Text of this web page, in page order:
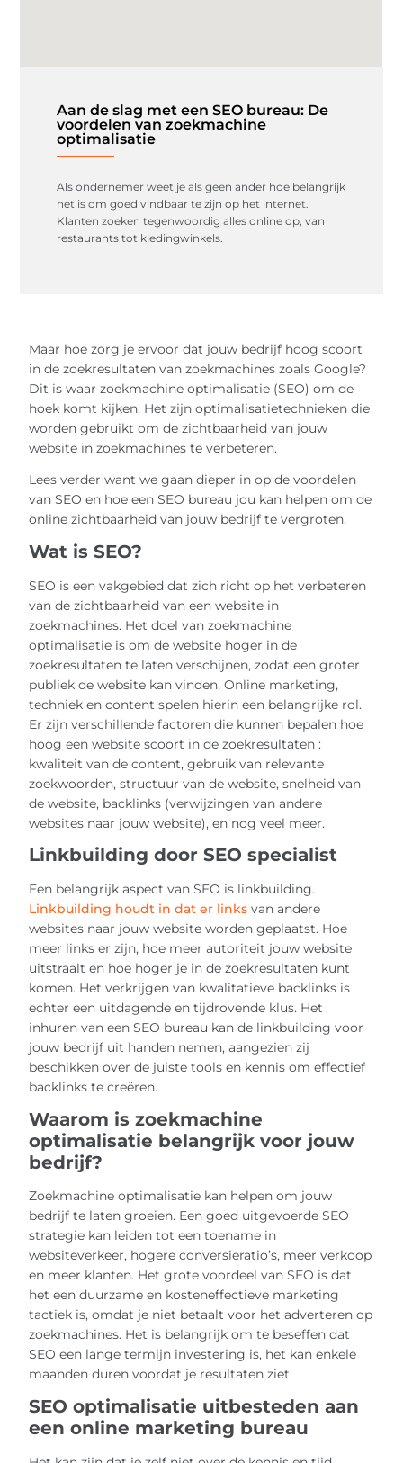
Aan de slag met een SEO bureau: De
voordelen van zoekmachine
optimalisatie
Als ondernemer weet je als geen ander hoe belangrijk
het is om goed vindbaar te zijn op het internet.
Klanten zoeken tegenwoordig alles online op, van
restaurants tot kledingwinkels.
Maar hoe zorg je ervoor dat jouw bedrijf hoog scoort
in de zoekresultaten van zoekmachines zoals Google?
Dit is waar zoekmachine optimalisatie (SEO) om de
hoek komt kijken. Het zijn optimalisatietechnieken die
worden gebruikt om de zichtbaarheid van jouw
website in zoekmachines te verbeteren.
Lees verder want we gaan dieper in op de voordelen
van SEO en hoe een SEO bureau jou kan helpen om de
online zichtbaarheid van jouw bedrijf te vergroten.
Wat is SEO?
SEO is een vakgebied dat zich richt op het verbeteren
van de zichtbaarheid van een website in
zoekmachines. Het doel van zoekmachine
optimalisatie is om de website hoger in de
zoekresultaten te laten verschijnen, zodat een groter
publiek de website kan vinden. Online marketing,
techniek en content spelen hierin een belangrijke rol.
Er zijn verschillende factoren die kunnen bepalen hoe
hoog een website scoort in de zoekresultaten :
kwaliteit van de content, gebruik van relevante
zoekwoorden, structuur van de website, snelheid van
de website, backlinks (verwijzingen van andere
websites naar jouw website), en nog veel meer.
Linkbuilding door SEO specialist
Een belangrijk aspect van SEO is linkbuilding.
Linkbuilding houdt in dat er links van andere
websites naar jouw website worden geplaatst. Hoe
meer links er zijn, hoe meer autoriteit jouw website
uitstraalt en hoe hoger je in de zoekresultaten kunt
komen. Het verkrijgen van kwalitatieve backlinks is
echter een uitdagende en tijdrovende klus. Het
inhuren van een SEO bureau kan de linkbuilding voor
jouw bedrijf uit handen nemen, aangezien zij
beschikken over de juiste tools en kennis om effectief
backlinks te creëren.
Waarom is zoekmachine
optimalisatie belangrijk voor jouw
bedrijf?
Zoekmachine optimalisatie kan helpen om jouw
bedrijf te laten groeien. Een goed uitgevoerde SEO
strategie kan leiden tot een toename in
websiteverkeer, hogere conversieratio’s, meer verkoop
en meer klanten. Het grote voordeel van SEO is dat
het een duurzame en kosteneffectieve marketing
tactiek is, omdat je niet betaalt voor het adverteren op
zoekmachines. Het is belangrijk om te beseffen dat
SEO een lange termijn investering is, het kan enkele
maanden duren voordat je resultaten ziet.
SEO optimalisatie uitbesteden aan
een online marketing bureau